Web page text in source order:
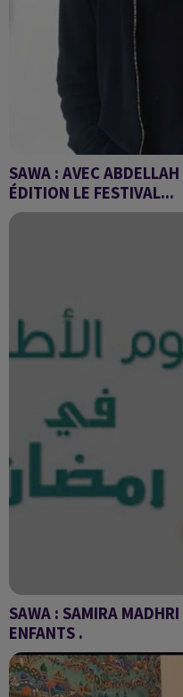
SAWA : AVEC
ÉDITION LE FESTIVAL...
la 22ème édition du Festival
SAWA : SAMIRA
ENFANTS .
Comment initier un enfant
santé ?